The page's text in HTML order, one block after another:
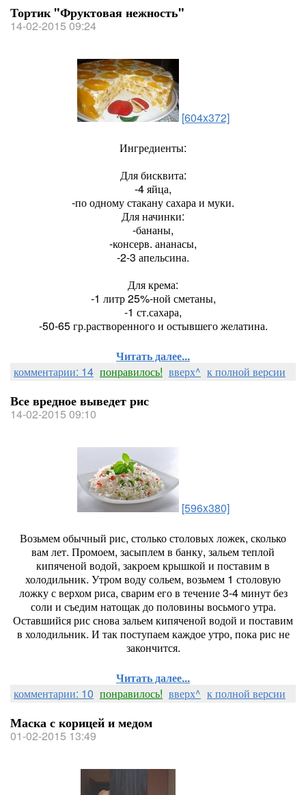
Тортик "Фруктовая нежность"
14-02-2015 09:24
[604x372]
Ингредиенты:
Для бисквита:
-4 яйца,
-по одному стакану сахара и муки.
Для начинки:
-бананы,
-консерв. ананасы,
-2-3 апельсина.
Для крема:
-1 литр 25%-ной сметаны,
-1 ст.сахара,
-50-65 гр.растворенного и остывшего желатина.
Читать далее...
комментарии: 14 понравилось! вверх^ к полной версии
Все вредное выведет рис
14-02-2015 09:10
[596x380]
Возьмем обычный рис, столько столовых ложек, сколько
вам лет. Промоем, засыплем в банку, зальем теплой
кипяченой водой, закроем крышкой и поставим в
холодильник. Утром воду сольем, возьмем 1 столовую
ложку с верхом риса, сварим его в течение 3-4 минут без
соли и съедим натощак до половины восьмого утра.
Оставшийся рис снова зальем кипяченой водой и поставим
в холодильник. И так поступаем каждое утро, пока рис не
закончится.
Читать далее...
комментарии: 10 понравилось! вверх^ к полной версии
Маска с корицей и медом
01-02-2015 13:49